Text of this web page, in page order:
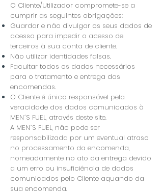
O Cliente/Utilizador compromete-se a
cumprir as seguintes obrigações:
Guardar e não divulgar os seus dados de
acesso para impedir o acesso de
terceiros à sua conta de cliente.
Não utilizar identidades falsas.
Facultar todos os dados necessários
para o tratamento e entrega das
encomendas.
O Cliente é único responsável pela
veracidade dos dados comunicados à
MEN´S FUEL, através deste site.
A MEN´S FUEL, não pode ser
responsabilizada por um eventual atraso
no processamento da encomenda,
nomeadamente no ato da entrega devido
a um erro ou insuficiência de dados
comunicados pelo Cliente aquando da
sua encomenda.